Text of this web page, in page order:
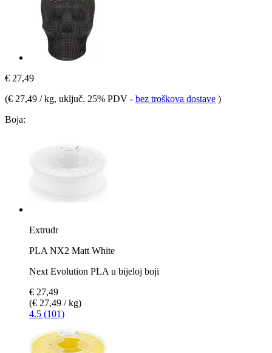
€ 27,49
(€ 27,49 / kg, uključ. 25% PDV - bez troškova dostave )
Boja:
Extrudr
PLA NX2 Matt White
Next Evolution PLA u bijeloj boji
€ 27,49
(€ 27,49 / kg)
4.5 (101)